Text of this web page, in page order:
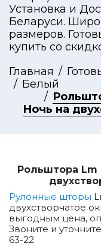
Установка и
Беларуси.
размеров.
купить со
Главная
Белый
Ночь на
Рольштора Lm
Рулонные шторы
двухстворчатое
выгодным цена,
Звоните и
63-22